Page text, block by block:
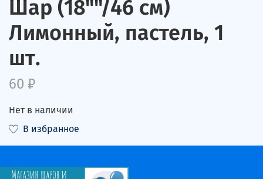
Шар (18""/46 см)
Лимонный, пастель, 1
шт.
60 ₽
Нет в наличии
В избранное